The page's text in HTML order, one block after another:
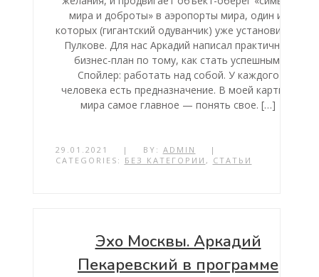
мира и доброты» в аэропорты мира, один из
которых (гигантский одуванчик) уже установили в
Пулкове. Для нас Аркадий написал практичный
бизнес-план по тому, как стать успешным.
Спойлер: работать над собой. У каждого
человека есть предназначение. В моей картине
мира самое главное — понять свое. […]
29.01.2021 | BY: ADMIN
|
CATEGORIES: БЕЗ КАТЕГОРИИ , СТАТЬИ
Эхо Москвы. Аркадий
Пекаревский в программе